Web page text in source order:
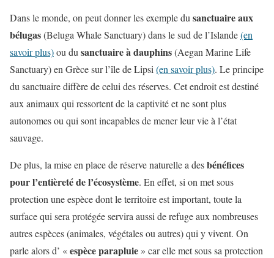
Dans le monde, on peut donner les exemple du sanctuaire aux
bélugas(Beluga Whale Sanctuary) dans le sud de l’Islande(en
savoir plus)ou du sanctuaire à dauphins(Aegan Marine Life
Sanctuary) en Grèce sur l’île de Lipsi (en savoir plus). Le principe
du sanctuaire diffère de celui des réserves. Cet endroit est destiné
aux animaux qui ressortent de la captivité et ne sont plus
autonomes ou qui sont incapables de mener leur vie à l’état
sauvage.
De plus, la mise en place de réserve naturelle a desbénéfices
pour l’entièreté de l’écosystème. En effet, si on met sous
protection une espèce dont le territoire est important, toute la
surface qui sera protégée servira aussi de refuge aux nombreuses
autres espèces (animales, végétales ou autres) qui y vivent. On
parle alors d’ «espèce parapluie » car elle met sous sa protection